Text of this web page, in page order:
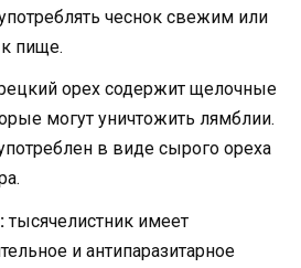
чеснок свежим или
пище.
орех содержит щелочные
могут уничтожить лямблии.
в виде сырого ореха
тысячелистник имеет
и антипаразитарное